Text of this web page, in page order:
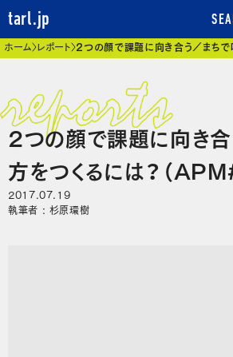
tarl.jp
現在位置
ホーム レポート 2つの顔で課題に向き合う／まち
2つの顔で課題に向き
方をつくるには？（
2017.07.19
執筆者 : 杉原環樹